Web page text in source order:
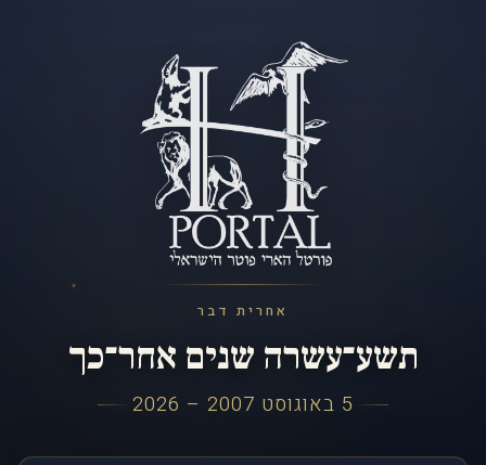
אחרית דבר
תשע־עשרה שנים אחר־כך
5 באוגוסט 2007 – 2026